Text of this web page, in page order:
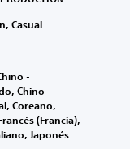
Casual
-
Chino -
Coreano,
(Francia),
Japonés